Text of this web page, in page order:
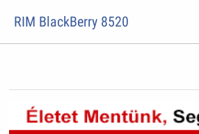
RIM BlackBerry 8520